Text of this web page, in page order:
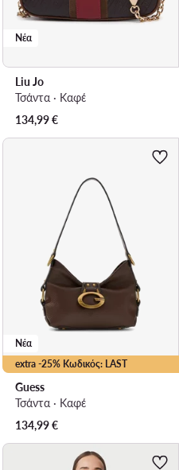
Νέα
Liu Jo
Τσάντα · Καφέ
134,99€
extra -25% Κωδικός: LAST
Νέα
Guess
Τσάντα · Καφέ
134,99€